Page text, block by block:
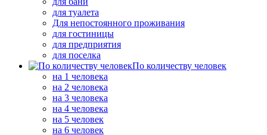
для туалета
Для непостоянного проживания
для гостиницы
для предприятия
для поселка
По количеству человек
на 1 человека
на 2 человека
на 3 человека
на 4 человека
на 5 человек
на 6 человек